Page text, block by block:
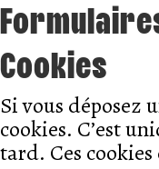
Cookies
Si vous déposez
cookies. C’est
tard. Ces